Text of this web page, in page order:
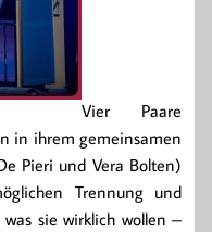
Vier Paare
in ihrem gemeinsamen
Pieri und Vera Bolten)
Trennung und
sie wirklich wollen –